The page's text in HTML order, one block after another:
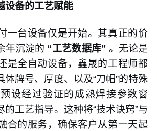
设备的工艺赋能
一台设备仅是开始。其真正的价
年沉淀的 “工艺数据库” 。无论是
是全自动设备，鑫晟的工程师都
体牌号、厚度、以及“刀帽”的特殊
设经过验证的成熟焊接参数窗
的工艺指导。这种将“技术诀窍”与
合的服务，确保客户从第一天起